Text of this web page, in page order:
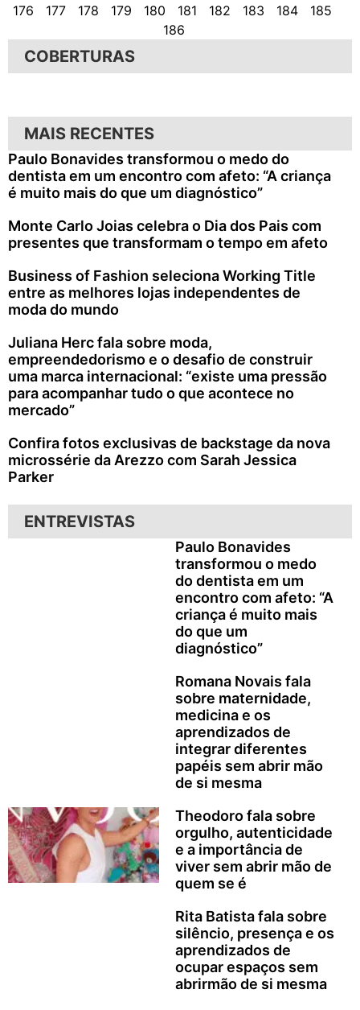
176
177 178 179 180 181 182 183 184
185
186
COBERTURAS
MAIS RECENTES
Paulo Bonavides transformou o medo do
dentista em um encontro com afeto: “A criança
é muito mais do que um diagnóstico”
Monte Carlo Joias celebra o Dia dos Pais com
presentes que transformam o tempo em afeto
Business of Fashion seleciona Working Title
entre as melhores lojas independentes de
moda do mundo
Juliana Herc fala sobre moda,
empreendedorismo e o desafio de construir
uma marca internacional: “existe uma pressão
para acompanhar tudo o que acontece no
mercado”
Confira fotos exclusivas de backstage da nova
microssérie da Arezzo com Sarah Jessica
Parker
ENTREVISTAS
Paulo Bonavides
transformou o medo
do dentista em um
encontro com afeto: “A
criança é muito mais
do que um
diagnóstico”
Romana Novais fala
sobre maternidade,
medicina e os
aprendizados de
integrar diferentes
papéis sem abrir mão
de si mesma
Theodoro fala sobre
orgulho, autenticidade
e a importância de
viver sem abrir mão de
quem se é
Rita Batista fala sobre
silêncio, presença e os
aprendizados de
ocupar espaços sem
abrirmão de si mesma